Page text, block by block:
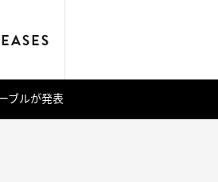
ブルが発表